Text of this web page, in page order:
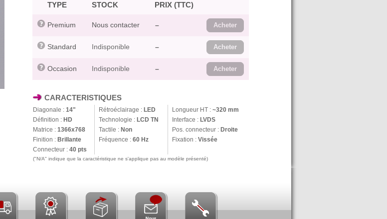
TYPE STOCK PRIX (TTC)
Premium Nous contacter – Acheter
Standard Indisponible – Acheter
Occasion Indisponible – Acheter
CARACTERISTIQUES
Diagonale : 14" Rétroéclairage : LED Longueur HT : ~320 mm
Définition : HD Technologie : LCD TN Interface : LVDS
Matrice : 1366x768 Tactile : Non Pos. connecteur : Droite
Finition : Brillante Fréquence : 60 Hz Fixation : Vissée
Connecteur : 40 pts
("N/A" indique que la caractéristique ne s'applique pas au modèle présenté)